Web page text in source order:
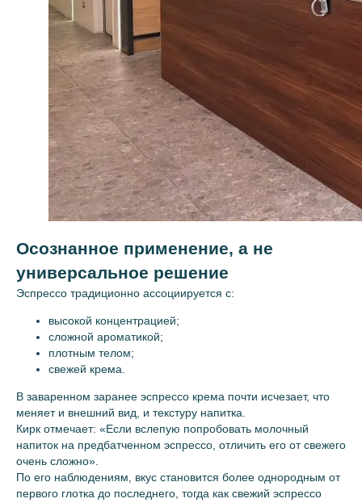
Осознанное применение, а не
универсальное решение
Эспрессо традиционно ассоциируется с:
высокой концентрацией;
сложной ароматикой;
плотным телом;
свежей крема.
В заваренном заранее эспрессо крема почти исчезает, что
меняет и внешний вид, и текстуру напитка.
Кирк отмечает: «Если вслепую попробовать молочный
напиток на предбатченном эспрессо, отличить его от свежего
очень сложно».
По его наблюдениям, вкус становится более однородным от
первого глотка до последнего, тогда как свежий эспрессо
Публичная оферта
Пользовательское соглашение
Политика обработки персональных данных
Подпишитесь на нашу рассылку,
чтобы узнавать о новинках первыми
Контакты
Связаться с руководителем
Брю бот: гид по кофе
FAQ
География кофе
MAX
Мы в VK
Запрещенная соц. сеть
Телеграм- канал
Информация
Подписаться